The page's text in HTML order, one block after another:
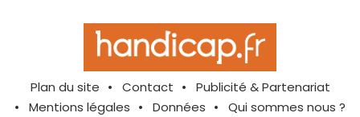
Plan du site Contact
Publicité & Partenariat
Mentions légales
Données Qui sommes nous ?